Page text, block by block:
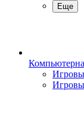
Еще